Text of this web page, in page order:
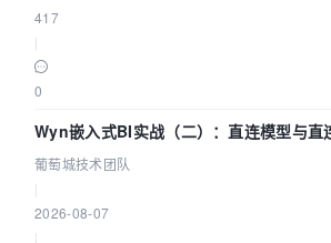
417
0
Wyn嵌入式BI实战（二）：直连模型与直
参数为什么不生效？| 葡萄城技术团队
葡萄城技术团队
2026-08-07